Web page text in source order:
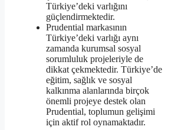
Türkiye’deki varlığını
güçlendirmektedir.
Prudential markasının
Türkiye’deki varlığı aynı
zamanda kurumsal sosyal
sorumluluk projeleriyle de
dikkat çekmektedir. Türkiye’de
eğitim, sağlık ve sosyal
kalkınma alanlarında birçok
önemli projeye destek olan
Prudential, toplumun gelişimi
için aktif rol oynamaktadır.